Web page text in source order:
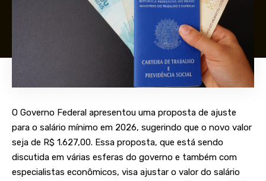
O Governo Federal apresentou uma proposta de ajuste
para o salário mínimo em 2026, sugerindo que o novo valor
seja de R$ 1.627,00. Essa proposta, que está sendo
discutida em várias esferas do governo e também com
especialistas econômicos, visa ajustar o valor do salário